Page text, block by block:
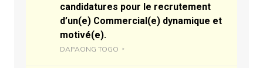
candidatures pour le recrutement
d’un(e) Commercial(e) dynamique et
motivé(e).
DAPAONG TOGO